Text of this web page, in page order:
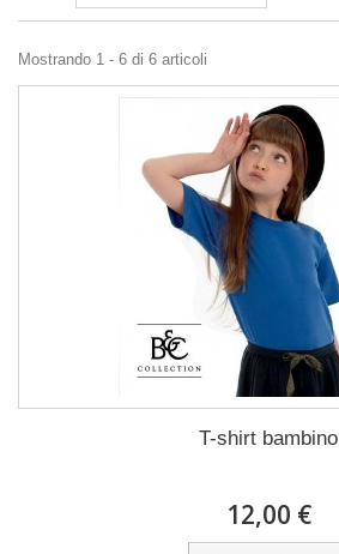
Mostrando 1 - 6 di 6 articoli
T-shirt bambino
12,00 €